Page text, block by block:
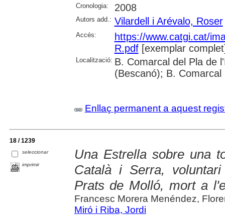
Cronologia: 2008
Autors add.: Vilardell i Arévalo, Roser
Accés:
https://www.catgi.cat/
R.pdf[exemplar
Localització: B. Comarcal del Pla de
(Bescanó); B.
Enllaç permanent a aquest
18 / 1239
seleccionar
imprimir
Una Estrella sobre una
Català i Serra,
Prats de Molló, mort a
Francesc Morera Menéndez,
Miró i Riba, Jordi